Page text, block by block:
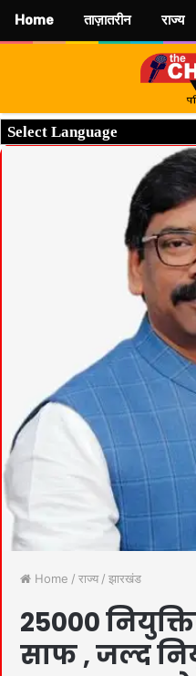
Home / राज्य / झारखंड
25000
साफ , जल्द
Home ताज़ातरीन राज्य